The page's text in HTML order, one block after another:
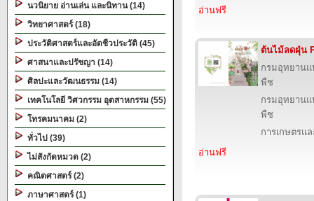
นวนิยาย อ่านเล่น และนิทาน (14)
วิทยาศาสตร์ (18)
ประวัติศาสตร์และอัตชีวประวัติ (45)
ศาสนาและปรัชญา (14)
ศิลปะและวัฒนธรรม (14)
เทคโนโลยี วิศวกรรม อุตสาหกรรม (55)
โทรคมนาคม (2)
ทั่วไป (39)
ไม่สังกัดหมวด (2)
คณิตศาสตร์ (2)
ภาษาศาสตร์ (1)
อ่านฟรี
ต้นไม้ลดฝุ่น
กรมอุทยาน
พืช
กรมอุทยาน
พืช
การเกษตรแ
อ่านฟรี